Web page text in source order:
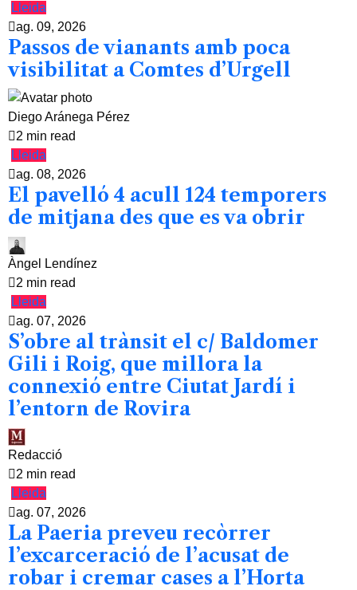
Lleida
ag. 09, 2026
Passos de vianants amb poca
visibilitat a Comtes d’Urgell
Diego Aránega Pérez
2 min read
Lleida
ag. 08, 2026
El pavelló 4 acull 124 temporers
de mitjana des que es va obrir
Àngel Lendínez
2 min read
Lleida
ag. 07, 2026
S’obre al trànsit el c/ Baldomer
Gili i Roig, que millora la
connexió entre Ciutat Jardí i
l’entorn de Rovira
Redacció
2 min read
Lleida
ag. 07, 2026
La Paeria preveu recòrrer
l’excarceració de l’acusat de
robar i cremar cases a l’Horta